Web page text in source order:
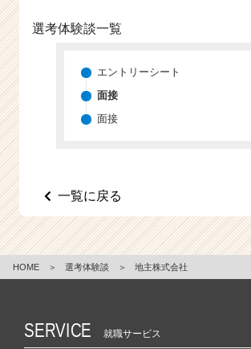
チ
C
a
r）
選考体験談一覧
エントリーシート
面接
面接
一覧に戻る
HOME ＞ 選考体験談 ＞ 地主株式会社
SERVICE 就職サービス